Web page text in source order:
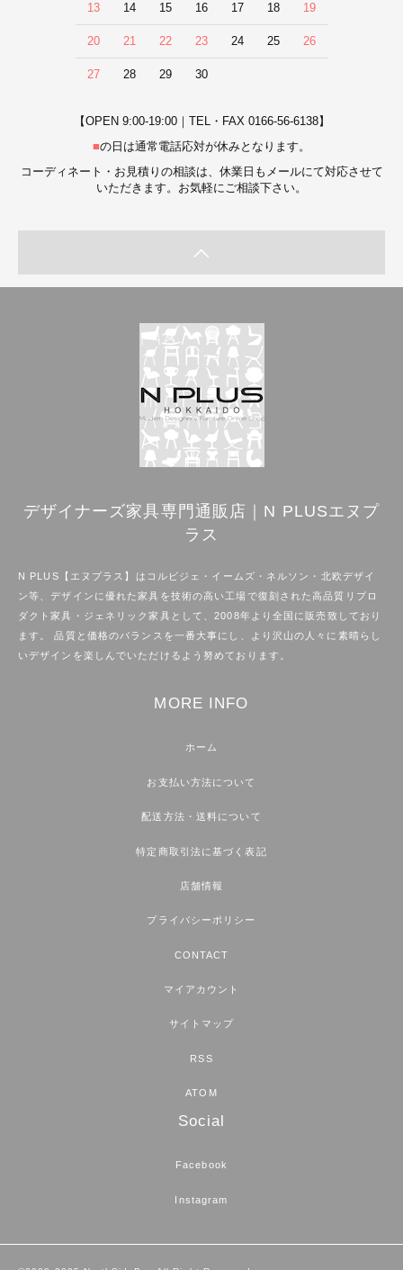
13 14 15 16 17 18 19
20 21 22 23 24 25 26
27 28 29 30
【OPEN 9:00-19:00｜TEL・FAX 0166-56-6138】
■の日は通常電話応対が休みとなります。
コーディネート・お見積りの相談は、休業日もメールにて対応させて
いただきます。お気軽にご相談下さい。
デザイナーズ家具専門通販店｜N PLUSエヌプ
ラス
N PLUS【エヌプラス】はコルビジェ・イームズ・ネルソン・北欧デザイ
ン等、デザインに優れた家具を技術の高い工場で復刻された高品質リプロ
ダクト家具・ジェネリック家具として、2008年より全国に販売致しており
ます。 品質と価格のバランスを一番大事にし、より沢山の人々に素晴らし
いデザインを楽しんでいただけるよう努めております。
MORE INFO
ホーム
お支払い方法について
配送方法・送料について
特定商取引法に基づく表記
店舗情報
プライバシーポリシー
CONTACT
マイアカウント
サイトマップ
RSS
ATOM
Social
Facebook
Instagram